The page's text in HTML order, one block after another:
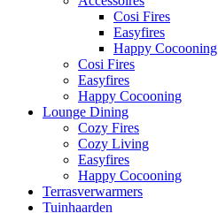
Cosi Fires
Easyfires
Happy Cocooning
Cosi Fires
Easyfires
Happy Cocooning
Lounge Dining
Cozy Fires
Cozy Living
Easyfires
Happy Cocooning
Terrasverwarmers
Tuinhaarden